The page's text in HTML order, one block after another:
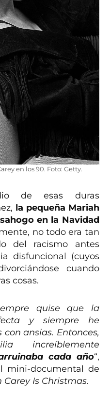
en los 90. Foto: Getty.
de esas duras
la pequeña Mariah
en la Navidad
no todo era tan
del racismo antes
disfuncional (cuyos
cuando
cosas.
quise que la
y siempre he
ansias. Entonces,
increíblemente
cada año“,
mini-documental de
Carey Is Christmas.